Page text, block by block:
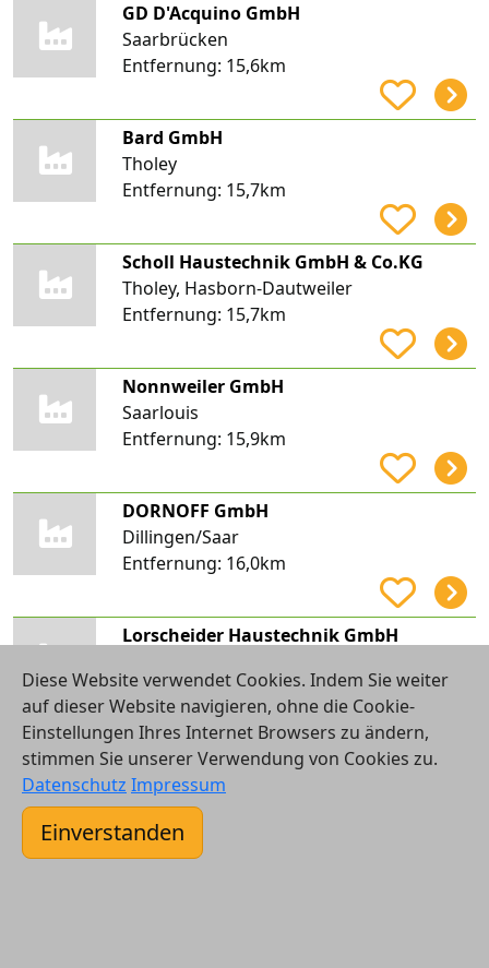
GD D'Acquino GmbH
Saarbrücken
Entfernung: 15,6km
Bard GmbH
Tholey
Entfernung: 15,7km
Scholl Haustechnik GmbH & Co.KG
Tholey, Hasborn-Dautweiler
Entfernung: 15,7km
Nonnweiler GmbH
Saarlouis
Entfernung: 15,9km
DORNOFF GmbH
Dillingen/Saar
Entfernung: 16,0km
Lorscheider Haustechnik GmbH
Entfernung:16,2km
St. Wendel
Entfernung:
Diese Website verwendet Cookies. Indem Sie weiter
auf dieser Website navigieren, ohne die Cookie-
Einstellungen Ihres Internet Browsers zu ändern,
stimmen Sie unserer Verwendung von Cookies zu.
Datenschutz Impressum
Einverstanden